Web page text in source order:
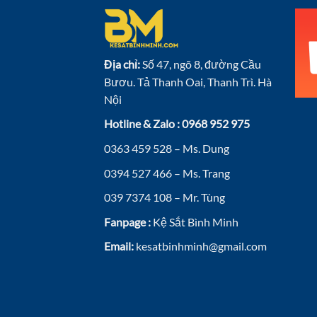
Địa chỉ: Số 47, ngõ 8, đường Cầu
Bươu. Tả Thanh Oai, Thanh Trì. Hà
Nội
Hotline & Zalo : 0968 952 975
0363 459 528 – Ms. Dung
0394 527 466 – Ms. Trang
039 7374 108 – Mr. Tùng
Fanpage : Kệ Sắt Bình Minh
Email: kesatbinhminh@gmail.com